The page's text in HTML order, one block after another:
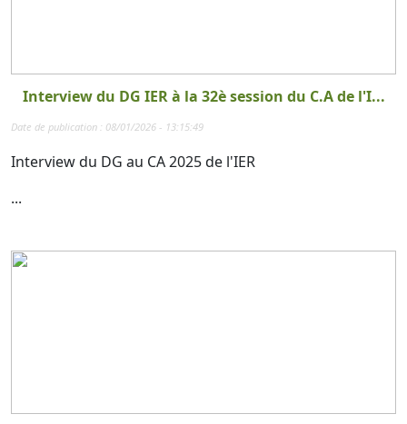
Interview du DG IER à la 32è session du C.A de l'I...
Date de publication : 08/01/2026 - 13:15:49
Interview du DG au CA 2025 de l'IER
...